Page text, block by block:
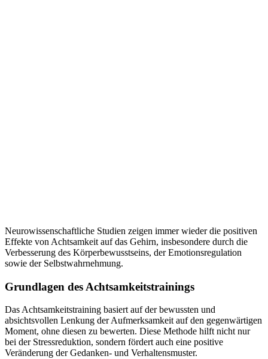
Neurowissenschaftliche Studien zeigen immer wieder die positiven
Effekte von Achtsamkeit auf das Gehirn, insbesondere durch die
Verbesserung des Körperbewusstseins, der Emotionsregulation
sowie der Selbstwahrnehmung.
Grundlagen des Achtsamkeitstrainings
Das Achtsamkeitstraining basiert auf der bewussten und
absichtsvollen Lenkung der Aufmerksamkeit auf den gegenwärtigen
Moment, ohne diesen zu bewerten. Diese Methode hilft nicht nur
bei der Stressreduktion, sondern fördert auch eine positive
Veränderung der Gedanken- und Verhaltensmuster.